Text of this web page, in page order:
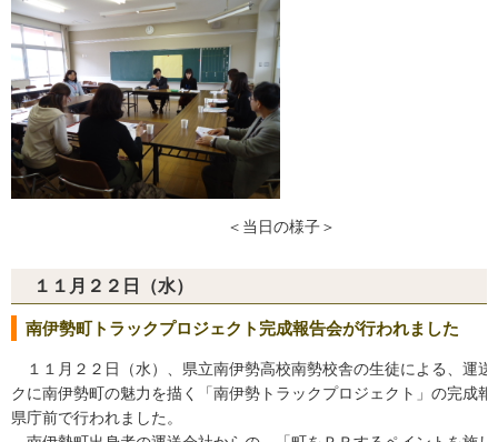
＜当日の様子＞
１１月２２日（水）
南伊勢町トラックプロジェクト完成報告会が行われました
１１月２２日（水）、県立南伊勢高校南勢校舎の生徒による、運送
クに南伊勢町の魅力を描く「南伊勢トラックプロジェクト」の完成報
県庁前で行われました。